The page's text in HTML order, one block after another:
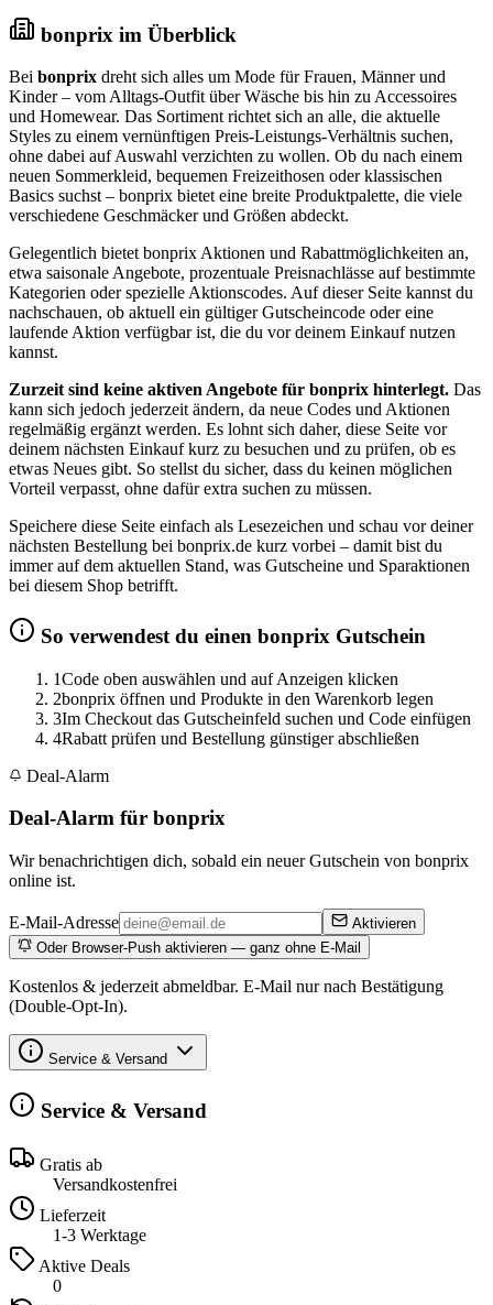
bonprix im Überblick
Bei bonprix dreht sich alles um Mode für Frauen, Männer und
Kinder – vom Alltags-Outfit über Wäsche bis hin zu Accessoires
und Homewear. Das Sortiment richtet sich an alle, die aktuelle
Styles zu einem vernünftigen Preis-Leistungs-Verhältnis suchen,
ohne dabei auf Auswahl verzichten zu wollen. Ob du nach einem
neuen Sommerkleid, bequemen Freizeithosen oder klassischen
Basics suchst – bonprix bietet eine breite Produktpalette, die viele
verschiedene Geschmäcker und Größen abdeckt.
Gelegentlich bietet bonprix Aktionen und Rabattmöglichkeiten an,
etwa saisonale Angebote, prozentuale Preisnachlässe auf bestimmte
Kategorien oder spezielle Aktionscodes. Auf dieser Seite kannst du
nachschauen, ob aktuell ein gültiger Gutscheincode oder eine
laufende Aktion verfügbar ist, die du vor deinem Einkauf nutzen
kannst.
Zurzeit sind keine aktiven Angebote für bonprix hinterlegt. Das
kann sich jedoch jederzeit ändern, da neue Codes und Aktionen
regelmäßig ergänzt werden. Es lohnt sich daher, diese Seite vor
deinem nächsten Einkauf kurz zu besuchen und zu prüfen, ob es
etwas Neues gibt. So stellst du sicher, dass du keinen möglichen
Vorteil verpasst, ohne dafür extra suchen zu müssen.
Speichere diese Seite einfach als Lesezeichen und schau vor deiner
nächsten Bestellung bei bonprix.de kurz vorbei – damit bist du
immer auf dem aktuellen Stand, was Gutscheine und Sparaktionen
bei diesem Shop betrifft.
So verwendest du einen bonprix Gutschein
1Code oben auswählen und auf Anzeigen klicken
2bonprix öffnen und Produkte in den Warenkorb legen
3Im Checkout das Gutscheinfeld suchen und Code einfügen
4Rabatt prüfen und Bestellung günstiger abschließen
Deal-Alarm
Deal-Alarm für bonprix
Wir benachrichtigen dich, sobald ein neuer Gutschein von bonprix
online ist.
E-Mail-Adresse
Aktivieren
Oder Browser-Push aktivieren — ganz ohne E-Mail
Kostenlos & jederzeit abmeldbar. E-Mail nur nach Bestätigung
(Double-Opt-In).
Service & Versand
Service & Versand
Gratis ab
Versandkostenfrei
Lieferzeit
1-3 Werktage
Aktive Deals
0